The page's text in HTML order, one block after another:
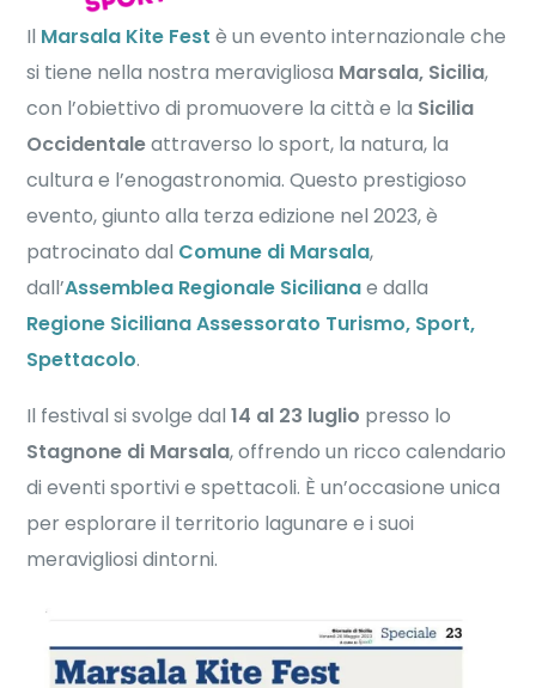
Il Marsala Kite Fest è un evento internazionale che
si tiene nella nostra meravigliosa Marsala, Sicilia,
con l’obiettivo di promuovere la città e la Sicilia
Occidentaleattraverso lo sport, la natura, la
cultura e l’enogastronomia. Questo prestigioso
evento, giunto alla terza edizione nel 2023, è
patrocinato dal Comune di Marsala,
dall’Assemblea Regionale Sicilianae dalla
Regione Siciliana Assessorato Turismo, Sport,
Spettacolo.
Il festival si svolge dal14 al 23 luglio presso lo
Stagnone di Marsala, offrendo un ricco calendario
di eventi sportivi e spettacoli. È un’occasione unica
per esplorare il territorio lagunare e i suoi
meravigliosi dintorni.